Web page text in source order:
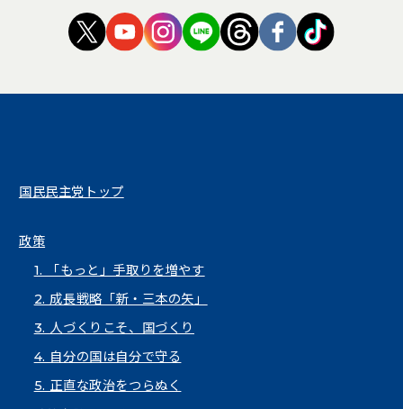
（新しいタブで開く）
（新しいタブで開く）
（新しいタブで開く）
（新しいタブで開く）
（新しいタブで開
（新しいタブ
（新しい
国民民主党トップ
政策
1. 「もっと」手取りを増やす
2. 成長戦略「新・三本の矢」
3. 人づくりこそ、国づくり
4. 自分の国は自分で守る
5. 正直な政治をつらぬく